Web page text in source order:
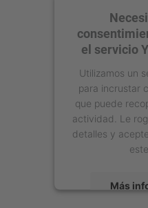
el servicio
Utilizamos un
para incrustar
que puede
actividad. Le
detalles y
Más